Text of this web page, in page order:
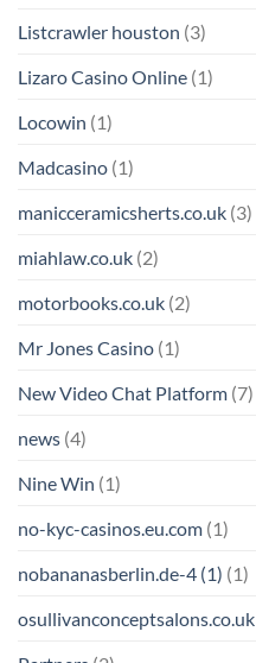
Listcrawler houston (3)
Lizaro Casino Online (1)
Locowin (1)
Madcasino (1)
manicceramicsherts.co.uk (3)
miahlaw.co.uk (2)
motorbooks.co.uk (2)
Mr Jones Casino (1)
New Video Chat Platform (7)
news (4)
Nine Win (1)
no-kyc-casinos.eu.com (1)
nobananasberlin.de-4 (1) (1)
osullivanconceptsalons.co.uk